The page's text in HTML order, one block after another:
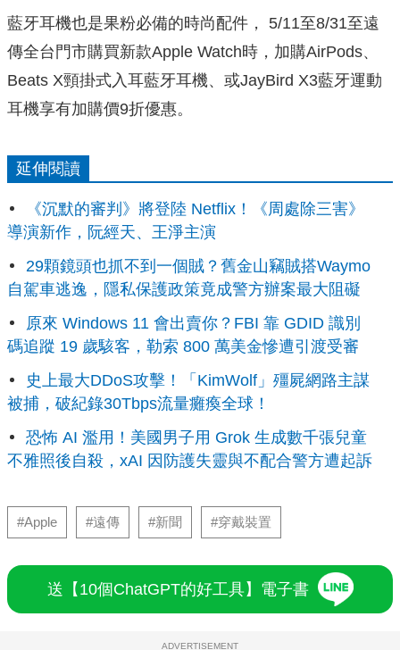
藍牙耳機也是果粉必備的時尚配件， 5/11至8/31至遠
傳全台門市購買新款Apple Watch時，加購AirPods、
Beats X頸掛式入耳藍牙耳機、或JayBird X3藍牙運動
耳機享有加購價9折優惠。
延伸閱讀
《沉默的審判》將登陸 Netflix！《周處除三害》
導演新作，阮經天、王淨主演
29顆鏡頭也抓不到一個賊？舊金山竊賊搭Waymo
自駕車逃逸，隱私保護政策竟成警方辦案最大阻礙
原來 Windows 11 會出賣你？FBI 靠 GDID 識別
碼追蹤 19 歲駭客，勒索 800 萬美金慘遭引渡受審
史上最大DDoS攻擊！「KimWolf」殭屍網路主謀
被捕，破紀錄30Tbps流量癱瘓全球！
恐怖 AI 濫用！美國男子用 Grok 生成數千張兒童
不雅照後自殺，xAI 因防護失靈與不配合警方遭起訴
#Apple #遠傳 #新聞 #穿戴裝置
送【10個ChatGPT的好工具】電子書
ADVERTISEMENT